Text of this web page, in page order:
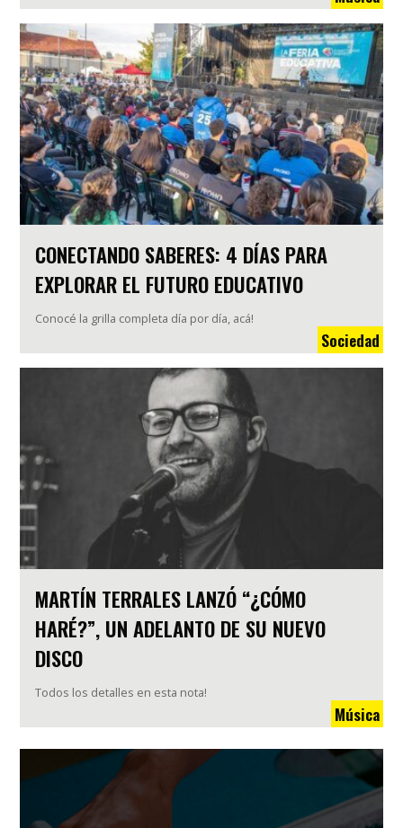
CONECTANDO SABERES: 4 DÍAS PARA
EXPLORAR EL FUTURO EDUCATIVO
Conocé la grilla completa día por día, acá!
Sociedad
MARTÍN TERRALES LANZÓ “¿CÓMO
HARÉ?”, UN ADELANTO DE SU NUEVO
DISCO
Todos los detalles en esta nota!
Música